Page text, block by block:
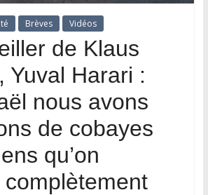
Brèves Vidéos
de Klaus
Yuval Harari :
nous avons
de cobayes
qu’on